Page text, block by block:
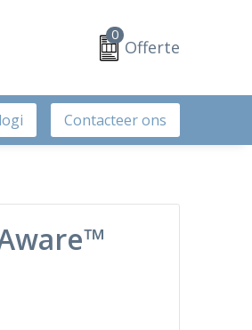
0
Offerte
Contacteer ons